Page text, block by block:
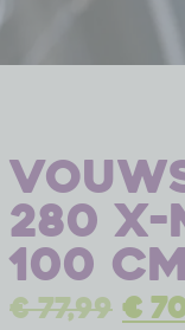
280
100
€77,99 €